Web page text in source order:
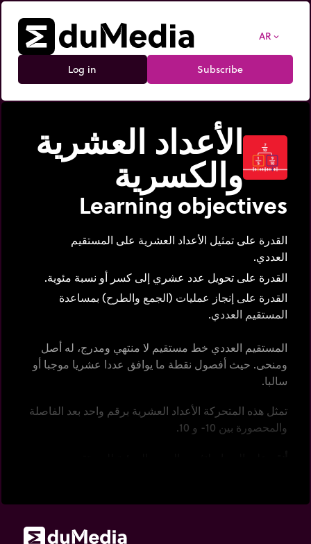
AR expand_more
Log in Subscribe
الأعداد العشرية
والكسرية
Learning objectives
القدرة على تمثيل الأعداد العشرية على المستقيم
العددي.
القدرة على تحويل عدد عشري إلى كسر أو نسبة مئوية.
القدرة على إنجاز عمليات (الجمع والطرح) بمساعدة
المستقيم العددي.
المستقيم العددي خط مستقيم لا منتهي ومدرج، له أصل
ومنحى. حيث أفصول نقطة ما يوافق عددا عشريا موجبا أو
سالبا.
تمثل هذه المتحركة الأعداد العشرية برقم واحد بعد الفاصلة
والمحصورة بين 10- و 10.
العشرية المحصورة بين 10- و 10 على سلم من 100 درجة